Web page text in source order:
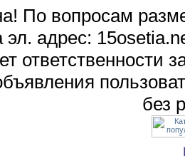
По вопросам
эл. адрес:
без